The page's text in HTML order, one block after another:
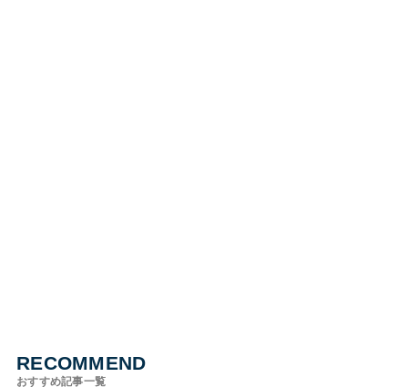
RECOMMEND
おすすめ記事一覧